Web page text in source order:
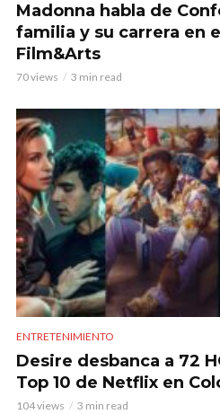
Madonna habla de
familia y su carrera en
Film&Arts
70 views 3 min read
ENTRETENIMIENTO
Desire desbanca a 72
Top 10 de Netflix en
104 views 3 min read